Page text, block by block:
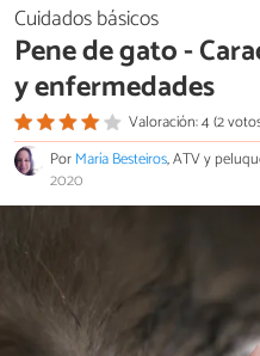
Cuidados básicos
Pene de gato -
y enfermedades
Valoración: 4 (2
PorMaría Besteiros, ATV y
2020